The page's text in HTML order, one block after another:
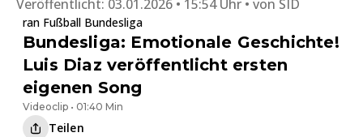
Veröffentlicht: 03.01.2026 • 15:54 Uhr von SID
ran Fußball Bundesliga
Bundesliga: Emotionale Geschichte!
Luis Diaz veröffentlicht ersten
eigenen Song
Videoclip • 01:40 Min
Teilen